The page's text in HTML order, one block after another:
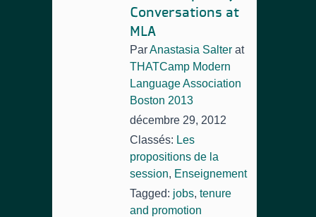
Conversations at
MLA
ParAnastasia Salter at
THATCamp Modern
Language Association
Boston 2013
décembre 29, 2012
Classés: Les
propositions de la
session, Enseignement
Tagged: jobs, tenure
and promotion